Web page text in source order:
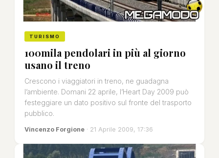
TURISMO
100mila pendolari in più al giorno
usano il treno
Crescono i viaggiatori in treno, ne guadagna
l’ambiente. Domani 22 aprile, l’Heart Day 2009 può
festeggiare un dato positivo sul fronte del trasporto
pubblico.
Vincenzo Forgione · 21 Aprile 2009, 17:36